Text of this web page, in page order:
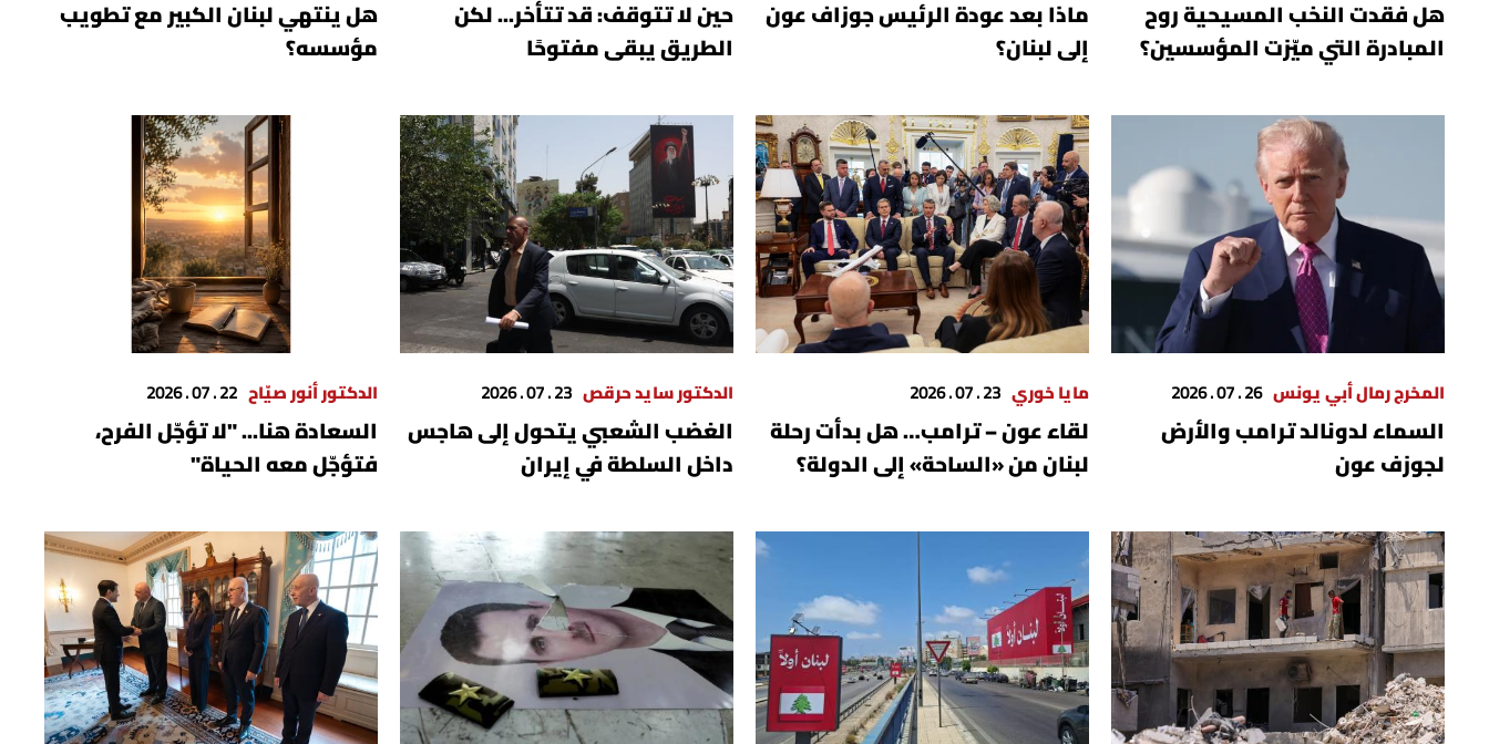
هل فقدت النخب المسيحية روح
المبادرة التي ميّزت المؤسسين؟
​ماذا بعد عودة الرئيس جوزاف عون
إلى لبنان؟
حين لا تتوقف: قد تتأخر... لكن
الطريق يبقى مفتوحًا
هل ينتهي لبنان الكبير مع تطويب
مؤسسه؟
المخرج رمال أبي يونس 26 . 07 . 2026
السماء لدونالد ترامب والأرض
لجوزف عون
مايا خوري 23 . 07 . 2026
لقاء عون – ترامب… هل بدأت رحلة
لبنان من «الساحة» إلى الدولة؟
الدكتور سايد حرقص 23 . 07 . 2026
الغضب الشعبي يتحول إلى هاجس
داخل السلطة في إيران
الدكتور أنور صيّاح 22 . 07 . 2026
السعادة هنا... "لا تؤجّل الفرح،
فتؤجّل معه الحياة"